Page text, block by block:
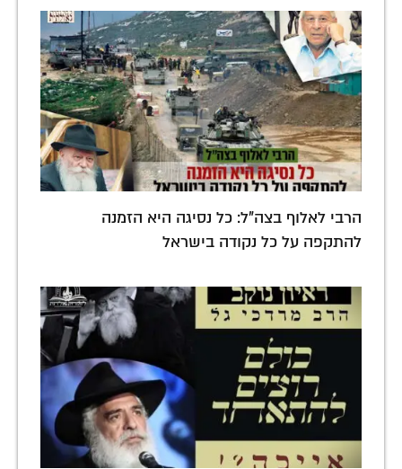
הרבי לאלוף בצה"ל: כל נסיגה היא הזמנה
להתקפה על כל נקודה בישראל